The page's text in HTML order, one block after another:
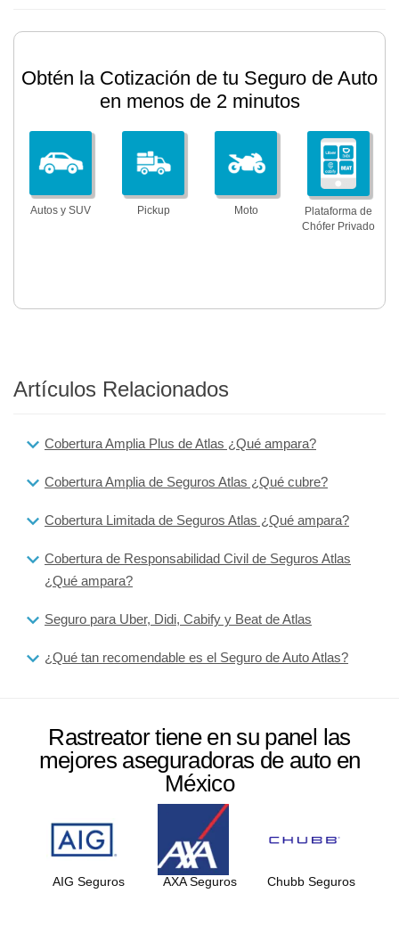
Obtén la Cotización de tu Seguro de Auto
en menos de 2 minutos
Autos y SUV Pickup Moto
Plataforma de
Chófer Privado
Artículos Relacionados
Cobertura Amplia Plus de Atlas ¿Qué ampara?
Cobertura Amplia de Seguros Atlas ¿Qué cubre?
Cobertura Limitada de Seguros Atlas ¿Qué ampara?
Cobertura de Responsabilidad Civil de Seguros Atlas
¿Qué ampara?
Seguro para Uber, Didi, Cabify y Beat de Atlas
¿Qué tan recomendable es el Seguro de Auto Atlas?
Rastreator tiene en su panel las
mejores aseguradoras de auto en
México
AIG Seguros AXA Seguros Chubb Seguros